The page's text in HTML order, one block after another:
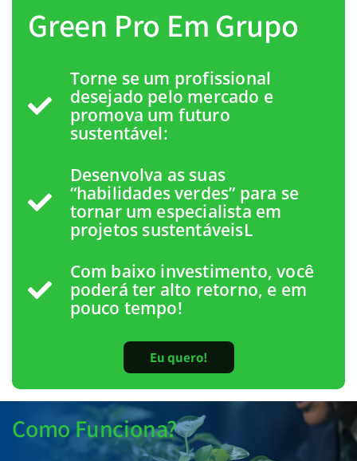
Green Pro Em Grupo
Torne se um profissional
desejado pelo mercado e
promova um futuro
sustentável:
Desenvolva as suas
“habilidades verdes” para se
tornar um especialista em
projetos sustentáveisL
Com baixo investimento, você
poderá ter alto retorno, e em
pouco tempo!
Eu quero!
Como Funciona?